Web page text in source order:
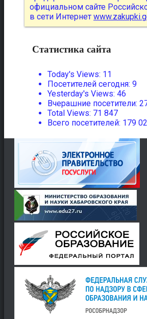
официальном сайте
в сети Интернет
Статистика сайта
Today's Views: 11
Посетителей сегодня: 9
Yesterday's Views: 46
Вчерашние посетители:
Total Views: 71 847
Всего посетителей: 179